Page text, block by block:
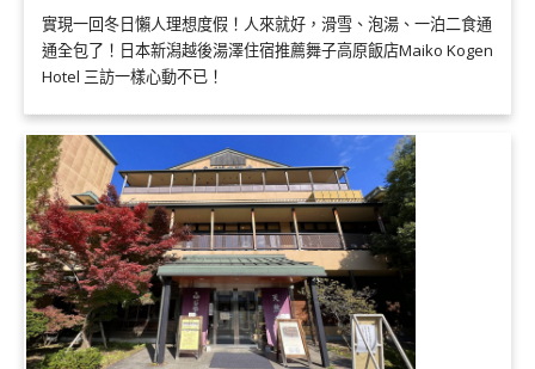
實現一回冬日懶人理想度假！人來就好，滑雪、泡湯、一泊二食通
通全包了！日本新潟越後湯澤住宿推薦舞子高原飯店Maiko Kogen
Hotel 三訪一樣心動不已！